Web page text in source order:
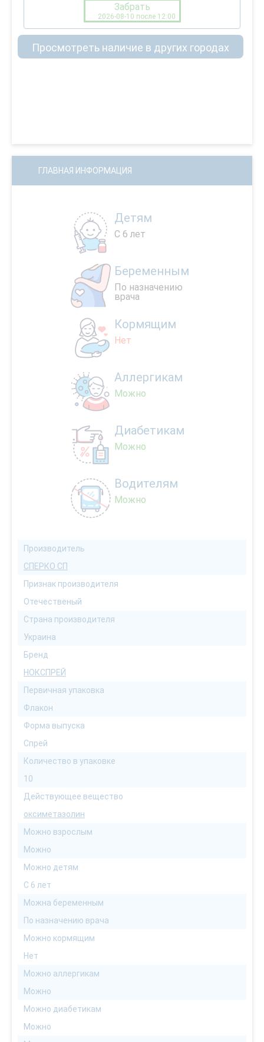
Забрать
2026-08-10 после 12:00
Просмотреть наличие в других городах
ГЛАВНАЯ ИНФОРМАЦИЯ
Детям
С 6 лет
Беременным
По назначению
врача
Кормящим
Нет
Аллергикам
Можно
Диабетикам
Можно
Водителям
Можно
Производитель
СПЕРКО СП
Признак производителя
Отечественый
Страна производителя
Украина
Бренд
НОКСПРЕЙ
Первичная упаковка
Флакон
Форма выпуска
Спрей
Количество в упаковке
10
Действующее вещество
оксиметазолин
Можно взрослым
Можно
Можно детям
С 6 лет
Можна беременным
По назначению врача
Можно кормящим
Нет
Можно аллергикам
Можно
Можно диабетикам
Можно